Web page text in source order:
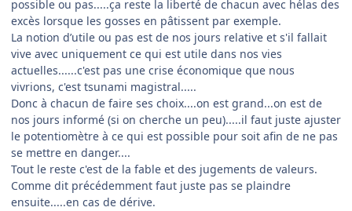
possible ou pas.....ça reste la liberté de chacun avec hélas des
excès lorsque les gosses en pâtissent par exemple.
La notion d’utile ou pas est de nos jours relative et s'il fallait
vive avec uniquement ce qui est utile dans nos vies
actuelles......c'est pas une crise économique que nous
vivrions, c'est tsunami magistral.....
Donc à chacun de faire ses choix....on est grand...on est de
nos jours informé (si on cherche un peu).....il faut juste ajuster
le potentiomètre à ce qui est possible pour soit afin de ne pas
se mettre en danger....
Tout le reste c'est de la fable et des jugements de valeurs.
Comme dit précédemment faut juste pas se plaindre
ensuite.....en cas de dérive.